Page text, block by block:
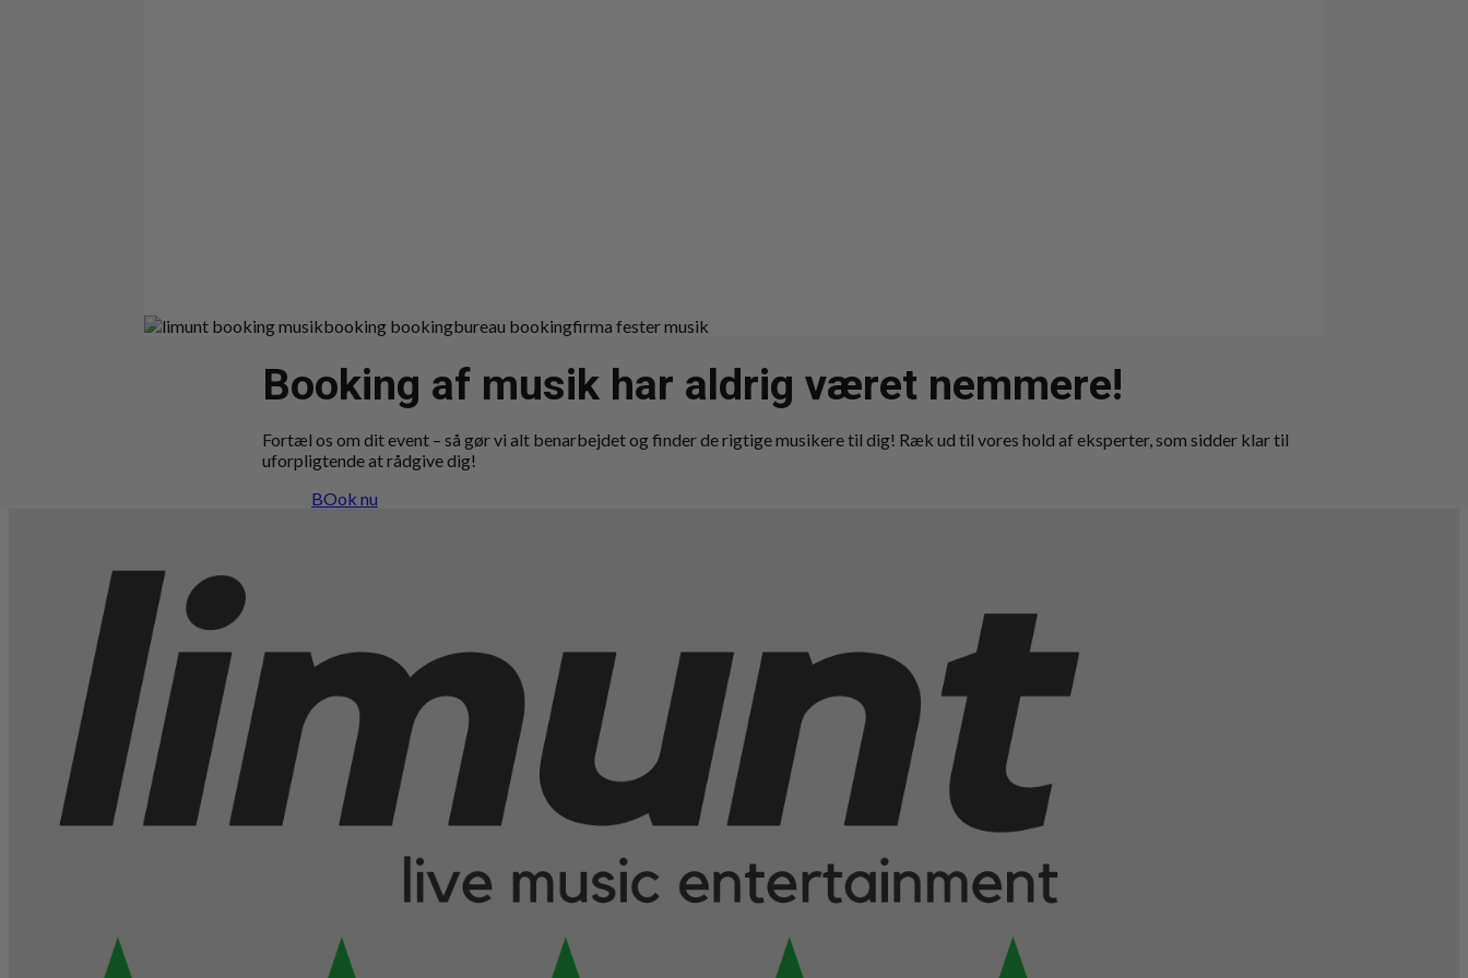
Booking af musik har aldrig været nemmere!
Fortæl os om dit event – så gør vi alt benarbejdet og finder de rigtige musikere til dig! Ræk ud til vores hold af eksperter, som sidder klar til
uforpligtende at rådgive dig!
BOok nu